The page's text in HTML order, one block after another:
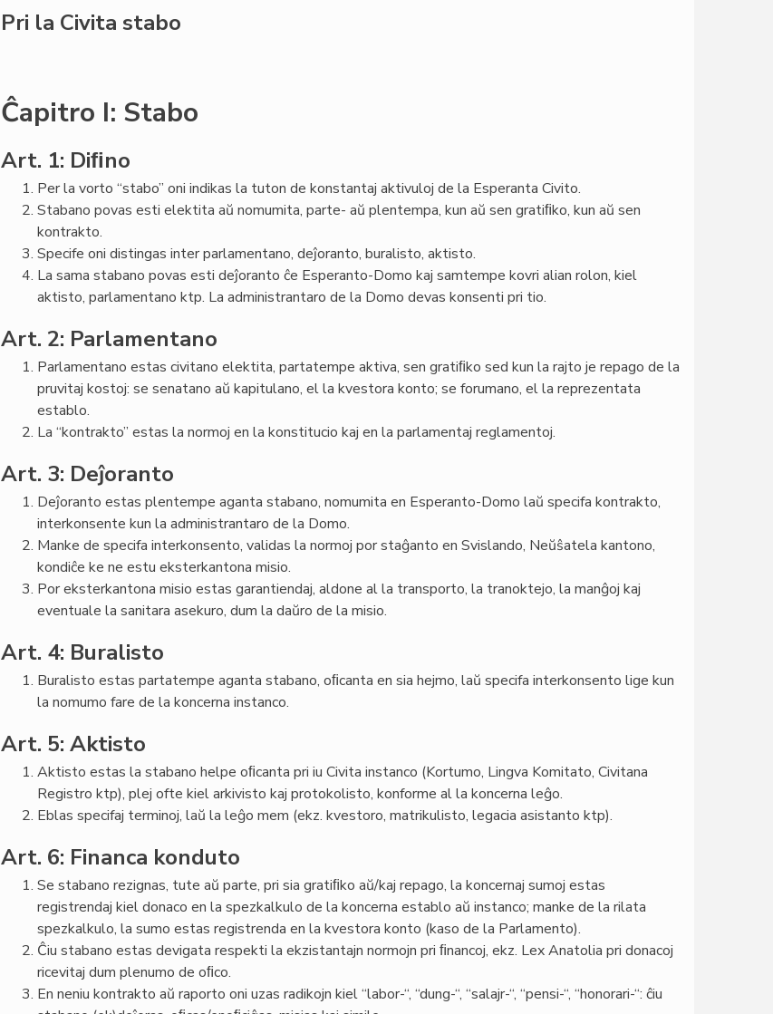
Pri la Civita stabo
Ĉapitro I: Stabo
Art. 1: Diﬁno
Per la vorto “stabo” oni indikas la tuton de konstantaj aktivuloj de la Esperanta Civito.
Stabano povas esti elektita aŭ nomumita, parte- aŭ plentempa, kun aŭ sen gratiﬁko, kun aŭ sen
kontrakto.
Specife oni distingas inter parlamentano, deĵoranto, buralisto, aktisto.
La sama stabano povas esti deĵoranto ĉe Esperanto-Domo kaj samtempe kovri alian rolon, kiel
aktisto, parlamentano ktp. La administrantaro de la Domo devas konsenti pri tio.
Art. 2: Parlamentano
Parlamentano estas civitano elektita, partatempe aktiva, sen gratiﬁko sed kun la rajto je repago de la
pruvitaj kostoj: se senatano aŭ kapitulano, el la kvestora konto; se forumano, el la reprezentata
establo.
La “kontrakto” estas la normoj en la konstitucio kaj en la parlamentaj reglamentoj.
Art. 3: Deĵoranto
Deĵoranto estas plentempe aganta stabano, nomumita en Esperanto-Domo laŭ specifa kontrakto,
interkonsente kun la administrantaro de la Domo.
Manke de specifa interkonsento, validas la normoj por staĝanto en Svislando, Neŭŝatela kantono,
kondiĉe ke ne estu eksterkantona misio.
Por eksterkantona misio estas garantiendaj, aldone al la transporto, la tranoktejo, la manĝoj kaj
eventuale la sanitara asekuro, dum la daŭro de la misio.
Art. 4: Buralisto
Buralisto estas partatempe aganta stabano, oﬁcanta en sia hejmo, laŭ specifa interkonsento lige kun
la nomumo fare de la koncerna instanco.
Art. 5: Aktisto
Aktisto estas la stabano helpe oﬁcanta pri iu Civita instanco (Kortumo, Lingva Komitato, Civitana
Registro ktp), plej ofte kiel arkivisto kaj protokolisto, konforme al la koncerna leĝo.
Eblas specifaj terminoj, laŭ la leĝo mem (ekz. kvestoro, matrikulisto, legacia asistanto ktp).
Art. 6: Financa konduto
Se stabano rezignas, tute aŭ parte, pri sia gratiﬁko aŭ/kaj repago, la koncernaj sumoj estas
registrendaj kiel donaco en la spezkalkulo de la koncerna establo aŭ instanco; manke de la rilata
spezkalkulo, la sumo estas registrenda en la kvestora konto (kaso de la Parlamento).
Ĉiu stabano estas devigata respekti la ekzistantajn normojn pri ﬁnancoj, ekz. Lex Anatolia pri donacoj
ricevitaj dum plenumo de oﬁco.
En neniu kontrakto aŭ raporto oni uzas radikojn kiel “labor-“, “dung-“, “salajr-“, “pensi-“, “honorari-“: ĉiu